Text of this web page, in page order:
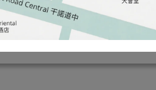
相当优雅宁静，照顾我的护士们经
我有什麽需要，尤其是Sandy鼓励
时间亦非常准时。」